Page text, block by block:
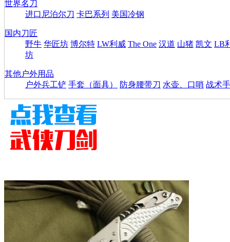
世界名刀
进口尼泊尔刀 卡巴系列 美国冷钢
国内刀匠
野牛 华匠坊 博尔特 LW利威 The One 汉道 山猪 凯文 LB
坊
其他户外用品
户外兵工铲 手套（面具） 防身腰带刀 水壶、口哨 战术